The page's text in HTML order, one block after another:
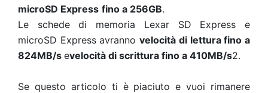
microSD Express fino a 256GB.
Le schede di memoria Lexar SD Express e
microSD Express avrannovelocità di lettura fino a
824MB/s evelocità di scrittura fino a 410MB/s2.
Se questo articolo ti è piaciuto e vuoi rimanere